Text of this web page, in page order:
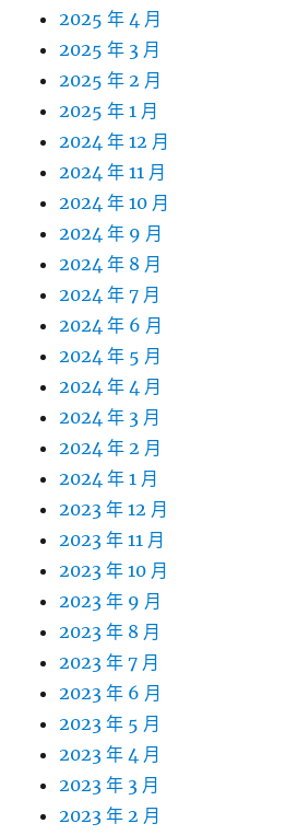
2025 年 4 月
2025 年 3 月
2025 年 2 月
2025 年 1 月
2024 年 12 月
2024 年 11 月
2024 年 10 月
2024 年 9 月
2024 年 8 月
2024 年 7 月
2024 年 6 月
2024 年 5 月
2024 年 4 月
2024 年 3 月
2024 年 2 月
2024 年 1 月
2023 年 12 月
2023 年 11 月
2023 年 10 月
2023 年 9 月
2023 年 8 月
2023 年 7 月
2023 年 6 月
2023 年 5 月
2023 年 4 月
2023 年 3 月
2023 年 2 月